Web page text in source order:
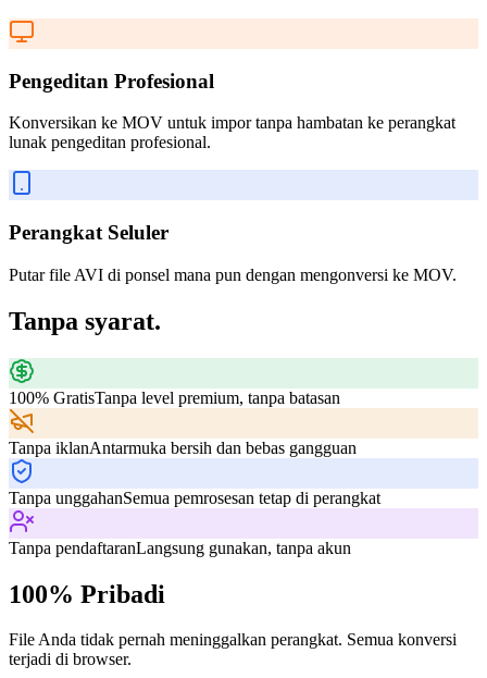
Pengeditan Profesional
Konversikan ke MOV untuk impor tanpa hambatan ke perangkat
lunak pengeditan profesional.
Perangkat Seluler
Putar file AVI di ponsel mana pun dengan mengonversi ke MOV.
Tanpa syarat.
100% GratisTanpa level premium, tanpa batasan
Tanpa iklanAntarmuka bersih dan bebas gangguan
Tanpa unggahanSemua pemrosesan tetap di perangkat
Tanpa pendaftaranLangsung gunakan, tanpa akun
100% Pribadi
File Anda tidak pernah meninggalkan perangkat. Semua konversi
terjadi di browser.